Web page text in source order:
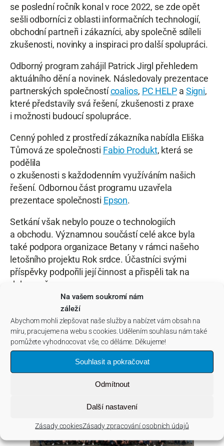
Na vašem soukromí nám
záleží
Abychom mohli zlepšovat naše služby a nabízet vám obsah na
míru, pracujeme na webu s cookies. Udělením souhlasu nám také
pomůžete vyhodnocovat vše, co děláme. Děkujeme!
Souhlasit a pokračovat
Odmítnout
Další nastavení
Zásady cookiesZásady zpracování osobních údajů
se poslední ročník konal v roce 2022, se zde opět
sešli odborníci z oblasti informačních technologií,
obchodní partneři i zákazníci, aby společně sdíleli
zkušenosti, novinky a inspiraci pro další spolupráci.
Odborný program zahájil Patrick Jirgl přehledem
aktuálního dění a novinek. Následovaly prezentace
partnerských společnostícoalios, PC HELPa Signi,
které představily svá řešení, zkušenosti z praxe
i možnosti budoucí spolupráce.
Cenný pohled z prostředí zákazníka nabídla Eliška
Tůmová ze společnosti Fabio Produkt, která se
podělila
o zkušenosti s každodenním využíváním našich
řešení. Odbornou část programu uzavřela
prezentace společnosti Epson.
Setkání však nebylo pouze o technologiích
a obchodu. Významnou součástí celé akce byla
také podpora organizace Betany v rámci našeho
letošního projektu Rok srdce. Účastníci svými
příspěvky podpořili její činnost a přispěli tak na
dobrou věc.
Vedle odborného programu nechyběl ani prostor pro
neformální setkávání, diskuse a navazování nových
kontaktů.
Děkujeme všem účastníkům za opravdu úžasnou
atmosféru a už teď se těšíme na další společná